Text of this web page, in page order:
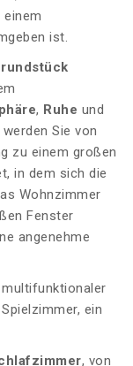
ist.
, Ruhe und
Sie von
zu einem großen
in dem sich die
Wohnzimmer
Fenster
angenehme
ein
, von